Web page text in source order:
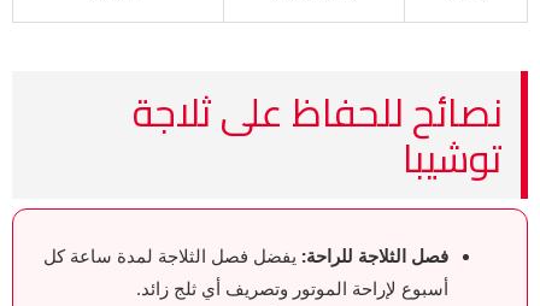
نصائح للحفاظ على ثلاجة
توشيبا
فصل الثلاجة للراحة: يفضل فصل الثلاجة لمدة ساعة كل
أسبوع لإراحة الموتور وتصريف أي ثلج زائد.